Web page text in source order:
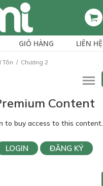
GIỎ HÀNG LIÊN HỆ
Tôn Chương 2
Content
to buy access to this content.
LOGIN ĐĂNG KÝ